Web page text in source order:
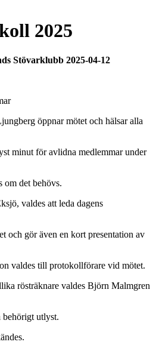
2025
Stövarklubb 2025-04-12
öppnar mötet och hälsar alla
minut för avlidna medlemmar under
om det behövs.
valdes att leda dagens
och gör även en kort presentation av
valdes till protokollförare vid mötet.
rösträknare valdes Björn Malmgren
behörigt utlyst.